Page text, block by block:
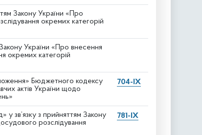
Закону України «Про
окремих категорій
України «Про внесення
окремих категорій
Бюджетного кодексу
актів України щодо
704-IX
зв’язку з прийняттям Закону
розслідування
781-IX